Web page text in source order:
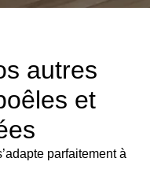
autres
et
parfaitement à